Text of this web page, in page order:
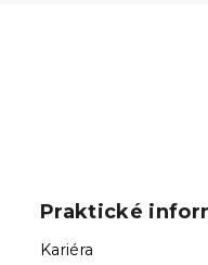
Praktické
Kariéra